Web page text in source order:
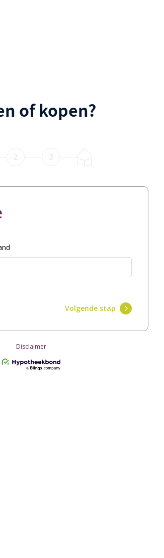
of kopen?